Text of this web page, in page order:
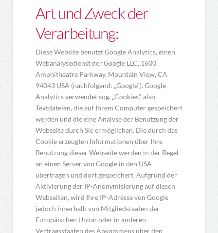
Art und Zweck der
Verarbeitung:
Diese Website benutzt Google Analytics, einen
Webanalysedienst der Google LLC, 1600
Amphitheatre Parkway, Mountain View, CA
94043 USA (nachfolgend: „Google“). Google
Analytics verwendet sog. „Cookies“, also
Textdateien, die auf Ihrem Computer gespeichert
werden und die eine Analyse der Benutzung der
Webseite durch Sie ermöglichen. Die durch das
Cookie erzeugten Informationen über Ihre
Benutzung dieser Webseite werden in der Regel
an einen Server von Google in den USA
übertragen und dort gespeichert. Aufgrund der
Aktivierung der IP-Anonymisierung auf diesen
Webseiten, wird Ihre IP-Adresse von Google
jedoch innerhalb von Mitgliedstaaten der
Europäischen Union oder in anderen
Vertragsstaaten des Abkommens über den